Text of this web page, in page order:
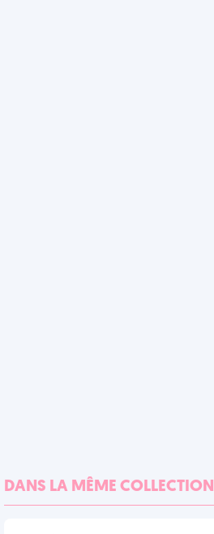
DANS LA MÊME COLLECTION